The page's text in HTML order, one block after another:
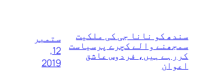
سندھ کو نانا جی کی ملکیت
سمجھنے والے کچرے پرسیاست
کررہے ہیں، فردوس عاشق
اعوان
ستمبر
12,
2019